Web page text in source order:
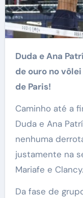
Duda e Ana Patrícia conquistaram a medalha
de ouro no
de Paris!
Caminho até a
Duda e Ana
nenhuma
justamente na
Mariafe e Clancy.
Da fase de